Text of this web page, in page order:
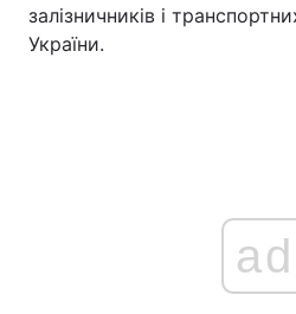
залізничників і
України.
ad